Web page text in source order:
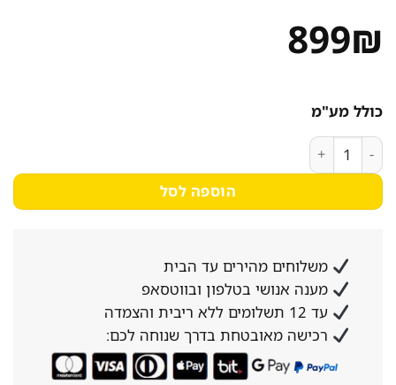
899₪
כולל מע"מ
כמות של ארון מיקרוגל לחדרי שירות ומטבחים דגם "עומר" 6026
הוספה לסל
משלוחים מהירים עד הבית
מענה אנושי בטלפון ובווטסאפ
עד 12 תשלומים ללא ריבית והצמדה
רכישה מאובטחת בדרך שנוחה לכם: